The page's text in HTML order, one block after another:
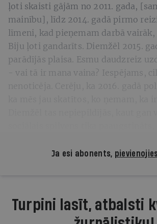
ļoti skaisti gājām no 2011. gada,
mainību], līdz 2014. gadā pirmo
līmeni, kad pieņemam darbā vairāk,
Biju ļoti gandarīts. Diemžēl 2015.
parādījās plaisa. Esmu daudzreiz
- vai tā ir mana vaina? Iespējams,
nenoticēja. Cerēju, ka 2016. gadā
Ja esi abonents,
Turpini lasīt, atbalsti